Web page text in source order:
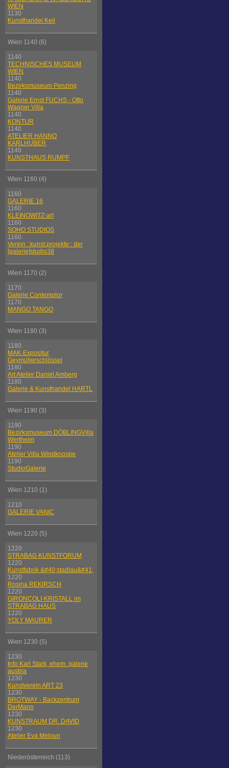
WIEN
1130
Kunsthandel Keil
Wien 1140 (6)
1140
TECHNISCHES MUSEUM
WIEN
1140
Bezirksmuseum Penzing
1140
Galerie Ernst FUCHS - Otto
Wagner Villa
1140
KONTUR
1140
ATELIER HANNO
KARLHUBER
1140
KUNSTHAUS RUMPF
Wien 1160 (4)
1160
GALERIE 16
1160
KLEINOWITZ-art
1160
SOHO STUDIOS
1160
Verein ::kunst.projekte:: der
[galerie]studio38
Wien 1170 (2)
1170
Galerie Contemplor
1170
MANGO TANGO
Wien 1180 (3)
1180
MAK-Expositur
Geymüllerschlössel
1180
Art Atelier Daniel Amberg
1180
Galerie & Kunsthandel HARTL
Wien 1190 (3)
1190
Bezirksmuseum DÖBLINGVilla
Wertheim
1190
Atelier Villa Windknospe
1190
StudioGalerie
Wien 1210 (1)
1210
GALERIE VANIC
Wien 1220 (5)
1220
STRABAG KUNSTFORUM
1220
Kunstfabrik &#40;stadlau&#41;
1220
Rosina REKIRSCH
1220
GIRONCOLI-KRISTALL im
STRABAG HAUS
1220
YOLY MAURER
Wien 1230 (5)
1230
Info Karl Stark, ehem. galerie
austria
1230
Kunstverein ART 23
1230
BROTWAY - Backzentrum
DerMann
1230
KUNSTRAUM DR. DAVID
1230
Atelier Eva Meloun
Niederösterreich (113)